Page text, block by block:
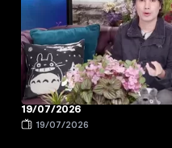
19/07/2026
19/07/2026